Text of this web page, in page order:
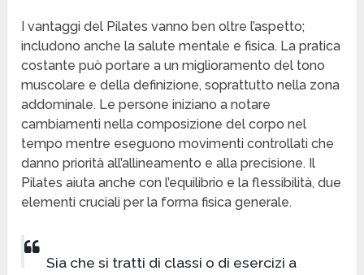
I vantaggi del Pilates vanno ben oltre l’aspetto;
includono anche la salute mentale e fisica. La pratica
costante può portare a un miglioramento del tono
muscolare e della definizione, soprattutto nella zona
addominale. Le persone iniziano a notare
cambiamenti nella composizione del corpo nel
tempo mentre eseguono movimenti controllati che
danno priorità all’allineamento e alla precisione. Il
Pilates aiuta anche con l’equilibrio e la flessibilità, due
elementi cruciali per la forma fisica generale.
Sia che si tratti di classi o di esercizi a